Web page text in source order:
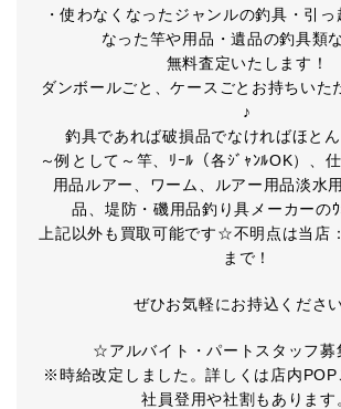
・使わなくなったジャンルの釣具・引っ
なった竿や用品・遺品の釣具類
無料査定いたします！
ダンボールごと、ケースごとお持ちいた
♪
釣具であれば破損品でなければほとん
～例として～竿、ﾘｰﾙ（各ｼﾞｬﾝﾙOK）、
用品ルアー、ワーム、ルアー用品淡水
品、堤防・磯用品釣り具メーカーの
上記以外も買取可能です☆不明点は当店
まで！
ぜひお気軽にお持込くださ
☆アルバイト・パートスタッフ
※時給改定しました。詳しくは店内POP
社員登用や社割もあります